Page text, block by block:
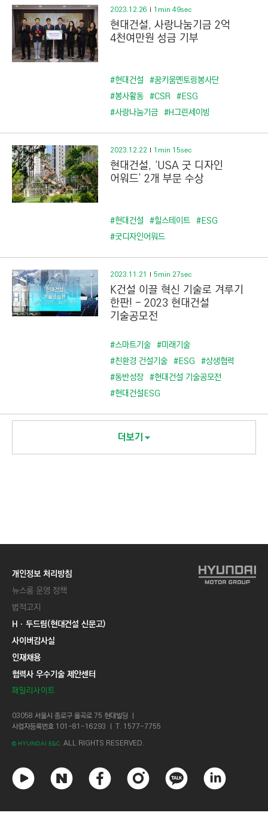
2023.12.26 1min 49sec
현대건설, 사랑나눔기금 2억
4천여만원 성금 기부
#현대건설 #꿈키움멘토링봉사단
#봉사활동 #CSR #ESG
#사랑나눔기금 #H그린세이빙
2023.12.22 1min 15sec
현대건설, ‘USA 굿 디자인
어워드’ 2개 부문 수상
#현대건설 #힐스테이트 #ESG
#굿디자인어워드
2023.11.21 5min 27sec
K건설 이끌 혁신 기술로 겨루기
한판! - 2023 현대건설
기술공모전
#스마트기술 #미래기술
#친환경 건설기술 #ESG #상생협력
#동반성장 #현대건설 기술공모전
#현대건설ESG
더보기
개인정보 처리방침
뉴스룸 운영 정책
법적고지
Hㆍ두드림(현대건설 신문고)
사이버감사실
인재채용
협력사 우수기술 제안센터
패밀리사이트
03058 서울시 종로구 율곡로 75 현대빌딩 ㅣ
사업자등록번호 101-81-16293 ㅣ T. 1577-7755
© HYUNDAI E&C. ALL RIGHTS RESERVED.
튜
이
이
스
카
크